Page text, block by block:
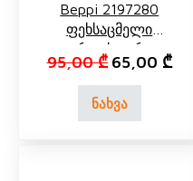
Beppi 2197280
Ფეხსაცმელი
Ვარდისფერი,
Ყვავილებით
95,00₾ Original
65,00 ₾
ნახვა